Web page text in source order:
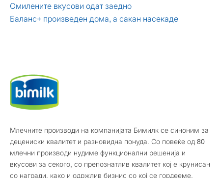
Омилените вкусови одат заедно
Баланс+ произведен дома, а сакан насекаде
Млечните производи на компанијата Бимилк се синоним за
децениски квалитет и разновидна понуда. Со повеќе од 80
млечни производи нудиме функционални решенија и
вкусови за секого, со препознатлив квалитет кој е крунисан
со награди, како и одржлив бизнис со кој се гордееме.